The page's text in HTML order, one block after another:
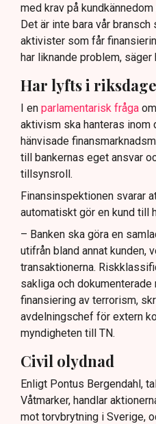
med krav på
Det är inte bara vår
aktivister som får
har liknande problem, säger
Har lyfts i
I en parlamentarisk fråga
aktivism ska hanteras
hänvisade
till bankernas eget ansvar
tillsynsroll.
Finansinspektionen svarar
automatiskt gör en kund till
– Banken ska göra en
utifrån bland annat kunden,
transaktionerna.
sakliga och
finansiering av terrorism,
avdelningschef för extern
myndigheten till TN.
Civil olydnad
Enligt Pontus Bergendahl,
Våtmarker, handlar
mot torvbrytning i Sverige,